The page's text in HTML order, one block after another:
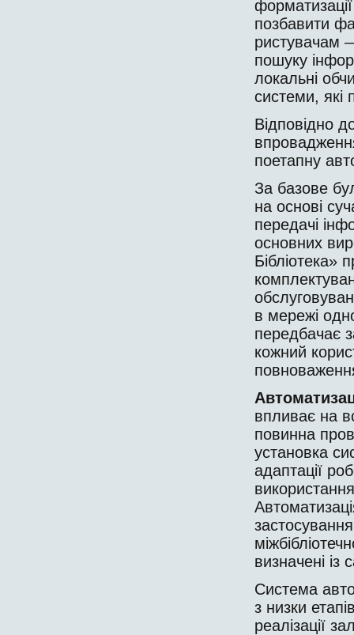
позбавити
ристувачам
пошуку
локальні
системи,
Відповідно
поетапну
За базове
на основі
передачі
основних
Бібліотека»
в мережі
передбачає
кожний
впливає на
повинна
установка
адаптації
визначені
Система
з низки
реалізації